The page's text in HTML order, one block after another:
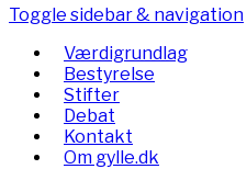
Toggle sidebar & navigation
Værdigrundlag
Bestyrelse
Stifter
Debat
Kontakt
Om gylle.dk